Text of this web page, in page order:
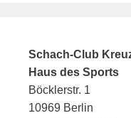
Schach-Club
Haus des Sports
Böcklerstr. 1
10969 Berlin